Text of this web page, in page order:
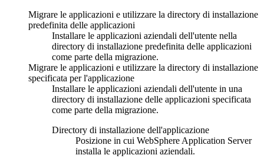
Migrare le applicazioni e utilizzare la directory di installazione
predefinita delle applicazioni
Installare le applicazioni aziendali dell'utente nella
directory di installazione predefinita delle applicazioni
come parte della migrazione.
Migrare le applicazioni e utilizzare la directory di installazione
specificata per l'applicazione
Installare le applicazioni aziendali dell'utente in una
directory di installazione delle applicazioni specificata
come parte della migrazione.
Directory di installazione dell'applicazione
Posizione in cui WebSphere Application Server
installa le applicazioni aziendali.